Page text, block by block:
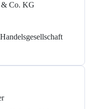
& Co. KG